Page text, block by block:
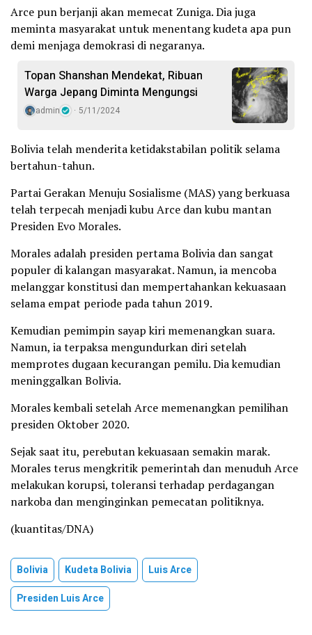
Arce pun berjanji akan memecat Zuniga. Dia juga
meminta masyarakat untuk menentang kudeta apa pun
demi menjaga demokrasi di negaranya.
Topan Shanshan Mendekat, Ribuan
Warga Jepang Diminta Mengungsi
admin 5/11/2024
Bolivia telah menderita ketidakstabilan politik selama
bertahun-tahun.
Partai Gerakan Menuju Sosialisme (MAS) yang berkuasa
telah terpecah menjadi kubu Arce dan kubu mantan
Presiden Evo Morales.
Morales adalah presiden pertama Bolivia dan sangat
populer di kalangan masyarakat. Namun, ia mencoba
melanggar konstitusi dan mempertahankan kekuasaan
selama empat periode pada tahun 2019.
Kemudian pemimpin sayap kiri memenangkan suara.
Namun, ia terpaksa mengundurkan diri setelah
memprotes dugaan kecurangan pemilu. Dia kemudian
meninggalkan Bolivia.
Morales kembali setelah Arce memenangkan pemilihan
presiden Oktober 2020.
Sejak saat itu, perebutan kekuasaan semakin marak.
Morales terus mengkritik pemerintah dan menuduh Arce
melakukan korupsi, toleransi terhadap perdagangan
narkoba dan menginginkan pemecatan politiknya.
(kuantitas/DNA)
Bolivia Kudeta Bolivia
Luis Arce
Presiden Luis Arce